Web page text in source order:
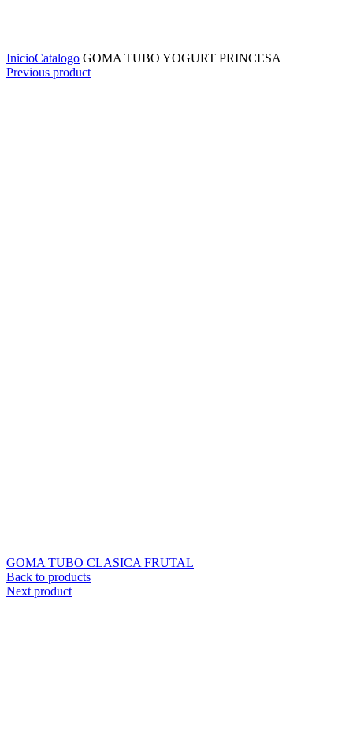
InicioCatalogo GOMA TUBO YOGURT PRINCESA
Previous product
GOMA TUBO CLASICA FRUTAL
Back to products
Next product